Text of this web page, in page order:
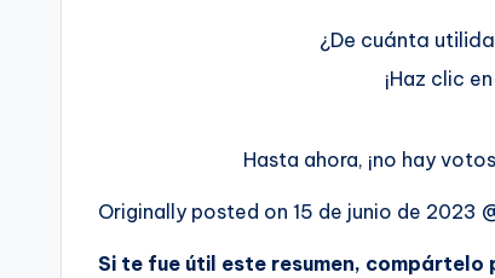
¿De cuánta
¡Haz clic
Hasta ahora, ¡no hay
Originally posted on 15 de junio de 2023
Si te fue útil este resumen, compártelo